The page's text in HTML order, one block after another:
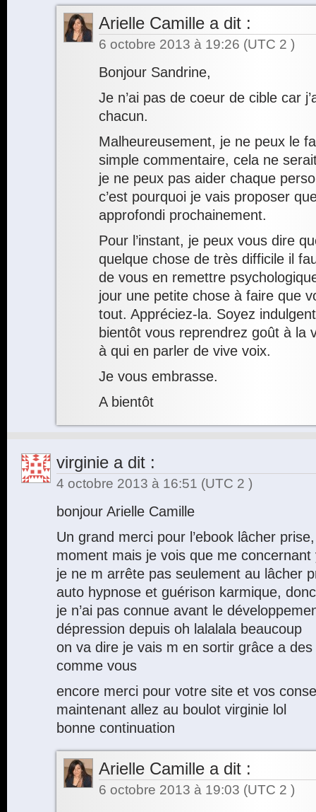
Arielle Camille a dit :
6 octobre 2013 à 19:26 (UTC 2 )
Bonjour Sandrine,
Je n’ai pas de coeur de cible car
chacun.
Malheureusement, je ne peux le
simple commentaire, cela ne
je ne peux pas aider chaque
c’est pourquoi je vais proposer
approfondi prochainement.
Pour l’instant, je peux vous dire
quelque chose de très difficile il
de vous en remettre
jour une petite chose à faire que
tout. Appréciez-la. Soyez
bientôt vous reprendrez goût à la
à qui en parler de vive voix.
Je vous embrasse.
A bientôt
virginie a dit :
4 octobre 2013 à 16:51 (UTC 2 )
bonjour Arielle Camille
Un grand merci pour l’ebook lâcher
moment mais je vois que me concernant
je ne m arrête pas seulement au lâcher
auto hypnose et guérison karmique,
je n’ai pas connue avant le
dépression depuis oh lalalala beaucoup
on va dire je vais m en sortir grâce a
comme vous
encore merci pour votre site et vos
maintenant allez au boulot virginie lol
bonne continuation
Arielle Camille a dit :
6 octobre 2013 à 19:03 (UTC 2 )